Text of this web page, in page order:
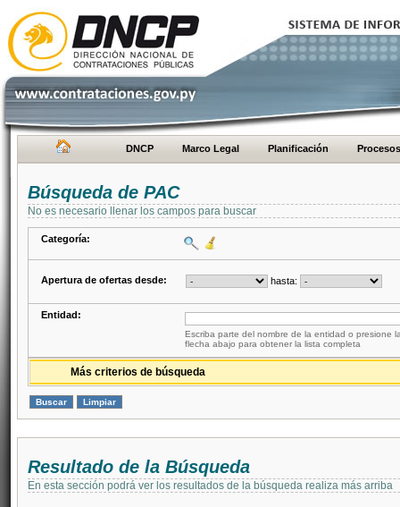
DNCP Marco Legal Planificación Procesos
Búsqueda de PAC
No es necesario llenar los campos para buscar
Categoría:
Apertura de ofertas desde: hasta:
Entidad:
Escriba parte del nombre de la entidad o presione
flecha abajo para obtener la lista completa
Más criterios de búsqueda
Resultado de la Búsqueda
En esta sección podrá ver los resultados de la búsqueda realiza más arriba